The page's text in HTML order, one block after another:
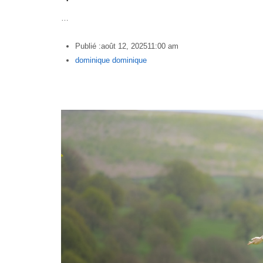
…
Publié :août 12, 202511:00 am
Author
dominique dominique